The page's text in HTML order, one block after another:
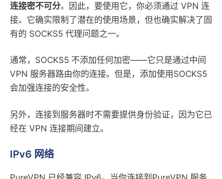
连接密不可分。因此，要使用它，你必须通过 VPN 连
接。它确实限制了潜在的使用场景，但也确实解决了固
有的 SOCKS5 代理问题之一。
通常，SOCKS5 不添加任何加密——它只是通过中间
VPN 服务器路由你的连接。但是，添加使用SOCKS5
会加强连接的安全性。
另外，连接到服务器时不需要提供身份验证，因为它已
经在 VPN 连接期间建立。
IPv6 网络